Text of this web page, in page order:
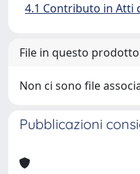
4.1 Contributo in Atti
File in questo
Non ci sono file
Pubblicazioni